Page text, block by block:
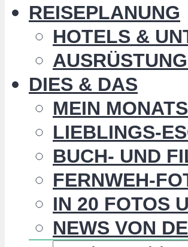
REISEPLANUNG
HOTELS &
DIES & DAS
MEIN
LIEBLINGS-
BUCH- UND
FERNWEH-
IN 20 FOTOS
NEWS VON